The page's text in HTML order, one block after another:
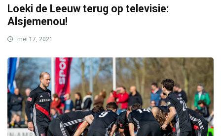
Loeki de Leeuw terug op televisie:
Alsjemenou!
mei 17, 2021